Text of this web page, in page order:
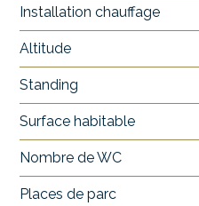
Installation chauffage
Altitude
Standing
Surface habitable
Nombre de WC
Places de parc